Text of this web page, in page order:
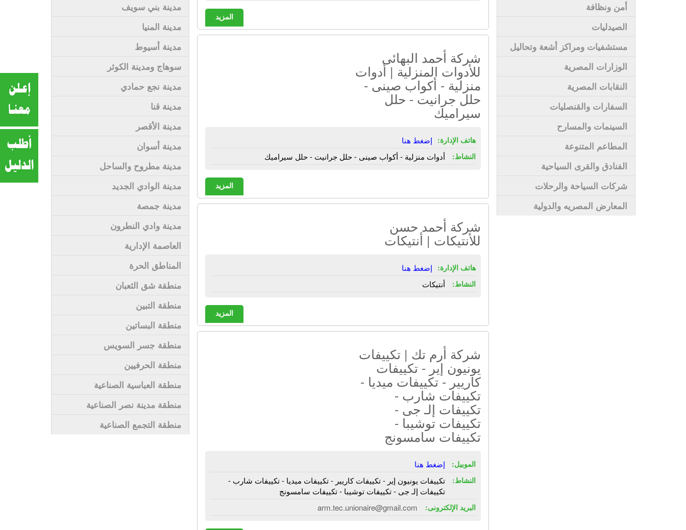
أمن ونظافة
الصيدليات
مستشفيات ومراكز أشعة وتحاليل
الوزارات المصرية
النقابات المصرية
السفارات والقنصليات
السينمات والمسارح
المطاعم المتنوعة
الفنادق والقرى السياحية
شركات السياحة والرحلات
المعارض المصريه والدولية
المزيد
شركة أحمد البهائى
للأدوات المنزلية | أدوات
منزلية - أكواب صينى -
حلل جرانيت - حلل
سيراميك
هاتف الإدارة: إضغط هنا
النشاط: أدوات منزلية - أكواب صينى - حلل جرانيت - حلل سيراميك
المزيد
شركة أحمد حسن
للأنتيكات | أنتيكات
هاتف الإدارة: إضغط هنا
النشاط: أنتيكات
المزيد
شركة أرم تك | تكييفات
يونيون إير - تكييفات
كاريير - تكييفات ميديا -
تكييفات شارب -
تكييفات إلـ جى -
تكييفات توشيبا -
تكييفات سامسونج
الموبيل: إضغط هنا
النشاط:
تكييفات يونيون إير - تكييفات كاريير - تكييفات ميديا - تكييفات شارب -
تكييفات إلـ جى - تكييفات توشيبا - تكييفات سامسونج
البريد الإلكترونى: arm.tec.unionaire@gmail.com
مدينة بني سويف
مدينة المنيا
مدينة أسيوط
سوهاج ومدينة الكوثر
مدينة نجع حمادي
مدينة قنا
مدينة الأقصر
مدينة أسوان
مدينة مطروح والساحل
مدينة الوادي الجديد
مدينة جمصة
مدينة وادي النطرون
العاصمة الإدارية
المناطق الحرة
منطقة شق الثعبان
منطقة التبين
منطقة البساتين
منطقة جسر السويس
منطقة الحرفيين
منطقة العباسية الصناعية
منطقة مدينة نصر الصناعية
منطقة التجمع الصناعية